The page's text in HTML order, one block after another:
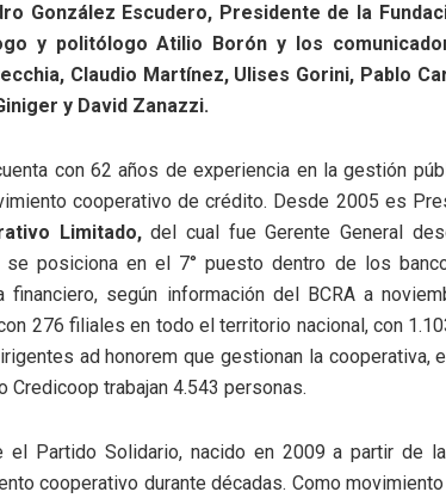
González Escudero, Presidente de la
y politólogo Atilio Borón y los
Claudio Martínez, Ulises Gorini, Pablo
y David Zanazzi.
con 62 años de experiencia en la gestión
cooperativo de crédito. Desde 2005 es
Limitado,del cual fue Gerente General
se posiciona en el 7° puesto dentro de los
financiero, según información del BCRA a
276 filiales en todo el territorio nacional, con
ad honorem que gestionan la cooperativa,
Credicoop trabajan 4.543 personas.
el Partido Solidario, nacido en 2009 a partir de
cooperativo durante décadas. Como